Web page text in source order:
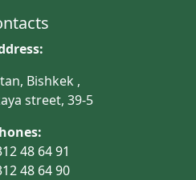
Bishkek ,
street, 39-5
48 64 91
48 64 90